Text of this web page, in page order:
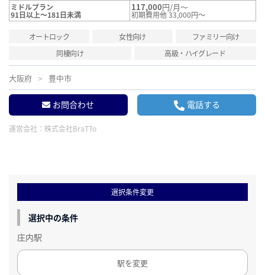
ミドルプラン
91日以上～181日未満
117,000円/月～
初期費用他 33,000円～
オートロック 女性向け
ファミリー向け
同棲向け
高級・ハイグレード
大阪府 豊中市
お問合わせ 電話する
運営会社： 株式会社BraTTo
選択条件変更
選択中の条件
庄内駅
駅を変更